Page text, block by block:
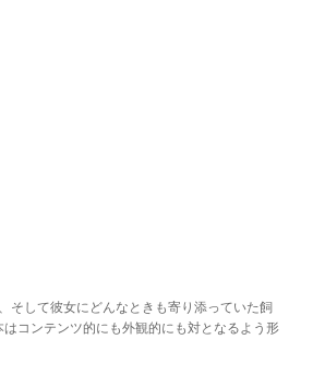
そして彼女にどんなときも寄り添っていた飼
コンテンツ的にも外観的にも対となるよう形